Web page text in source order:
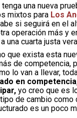
una nueva
mixtos para Los
si seguirá en el
operación más y
una cuarta justa
que exista esta
de competencia,
lo van a llevar,
en
yo creo que es
de cambio como
es un poco